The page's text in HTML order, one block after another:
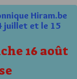
Hiram.be
juillet et le 15
16 août